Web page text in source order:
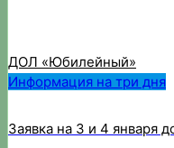
ДОЛ «Юбилейный»
Информация на три дня
Заявка на 3 и 4 января